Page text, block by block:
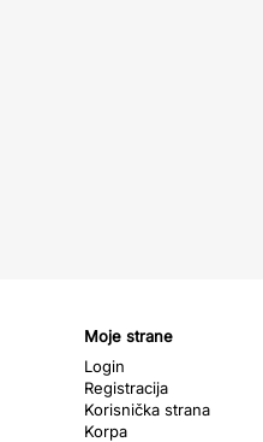
Moje strane
Login
Registracija
Korisnička strana
Korpa